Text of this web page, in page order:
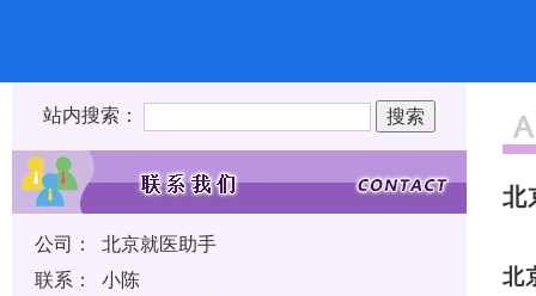
站内搜索：
公司：
北京就医助手
联系：
小陈
北
北